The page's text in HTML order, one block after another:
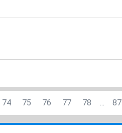
74 75 76 77 78 ... 87